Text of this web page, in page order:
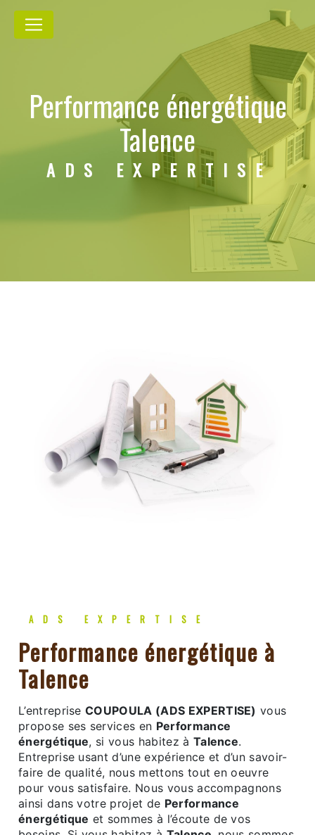
Performance énergétique
Talence
ADS EXPERTISE
ADS EXPERTISE
Performance énergétique à
Talence
L’entrepriseCOUPOULA (ADS EXPERTISE) vous
propose ses services en Performance
énergétique, si vous habitez à Talence.
Entreprise usant d’une expérience et d’un savoir-
faire de qualité, nous mettons tout en oeuvre
pour vous satisfaire. Nous vous accompagnons
ainsi dans votre projet de Performance
énergétique et sommes à l’écoute de vos
Panneau de gestion des cookies